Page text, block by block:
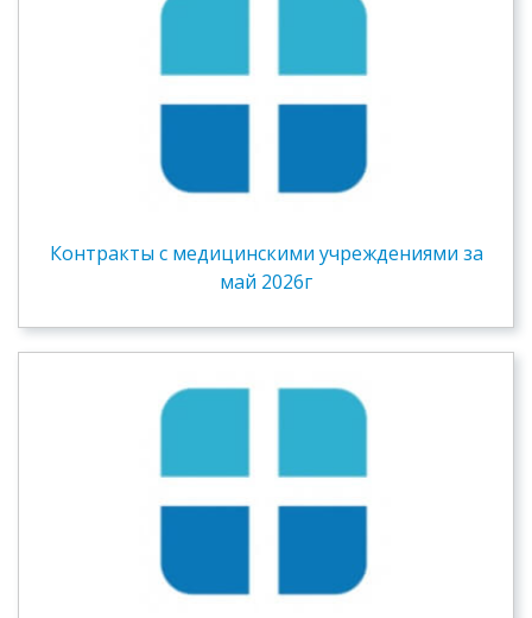
Контракты c медицинскими учреждениями за
май 2026г